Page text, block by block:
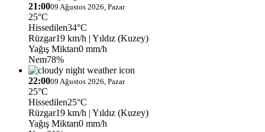
21:0009 Ağustos 2026, Pazar
25°C
Hissedilen34°C
Rüzgar19 km/h | Yıldız (Kuzey)
Yağış Miktarı0 mm/h
Nem78%
22:0009 Ağustos 2026, Pazar
25°C
Hissedilen25°C
Rüzgar19 km/h | Yıldız (Kuzey)
Yağış Miktarı0 mm/h